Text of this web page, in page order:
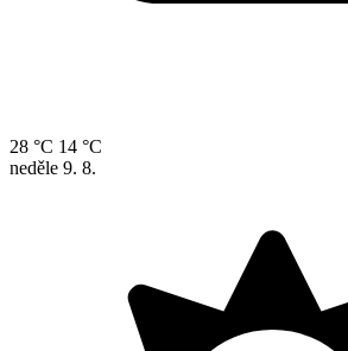
28 °C 14 °C
neděle 9. 8.